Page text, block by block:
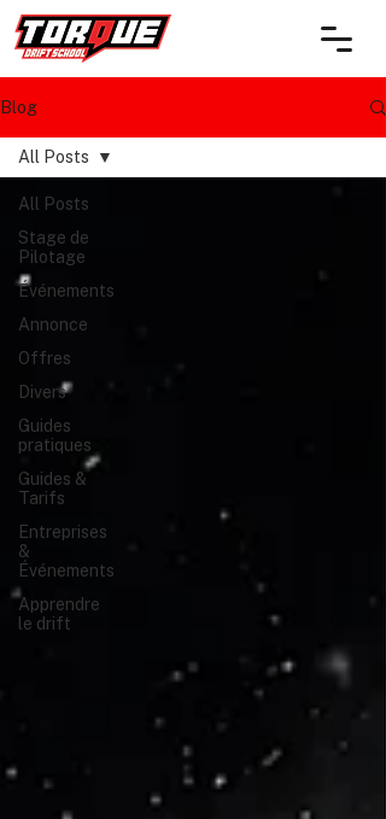
Blog
All Posts
Stage de
Pilotage
Événements
Annonce
Offres
Divers
Guides
pratiques
Guides &
Tarifs
Entreprises
&
Événements
Apprendre
le drift
All Posts